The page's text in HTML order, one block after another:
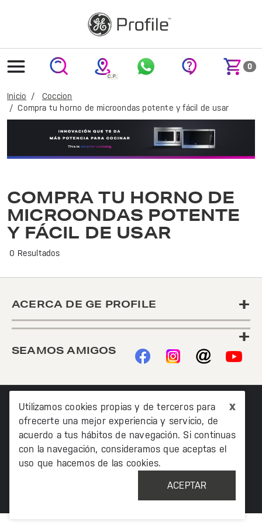
0
x
Utilizamos cookies propias y de terceros para
ofrecerte una mejor experiencia y servicio, de
acuerdo a tus hábitos de navegación. Si continuas
con la navegación, consideramos que aceptas el
uso que hacemos de las cookies.
ACEPTAR
Inicio
Coccion
Compra tu horno de microondas potente y fácil de usar
COMPRA TU HORNO DE
MICROONDAS POTENTE
Y FÁCIL DE USAR
0 Resultados
ACERCA DE GE PROFILE
+
+
SEAMOS AMIGOS
©2020 TODOS LOS DERECHOS RESERVADOS MABE
MÉXICO AV. PASEO DE LAS PALMAS 215 PISO 7, COL. LOMAS